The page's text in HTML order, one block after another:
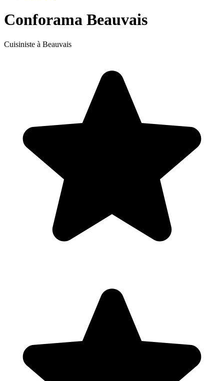
Conforama Beauvais
Cuisiniste à Beauvais